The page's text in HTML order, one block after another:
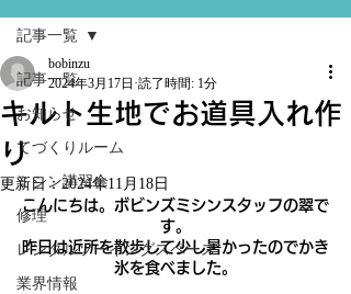
記事一覧
お知らせ
てづくりルーム
ミシン講習会
修理
レンタルソーイングスペース
業界情報
記事一覧
キルト生地でお道具入れ作
り
bobinzu
2024年3月17日 読了時間: 1分
更新日：2024年11月18日
こんにちは。ボビンズミシンスタッフの翠で
す。
昨日は近所を散歩して少し暑かったのでかき
氷を食べました。